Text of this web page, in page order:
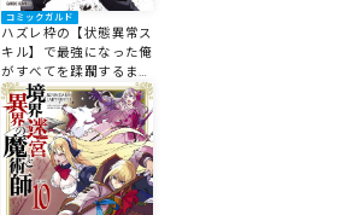
コミックガルド
コミッククリエ
コミックガルド
ハズレ枠の【状態異常ス
キル】で最強になった俺
がすべてを蹂躙するまで
8